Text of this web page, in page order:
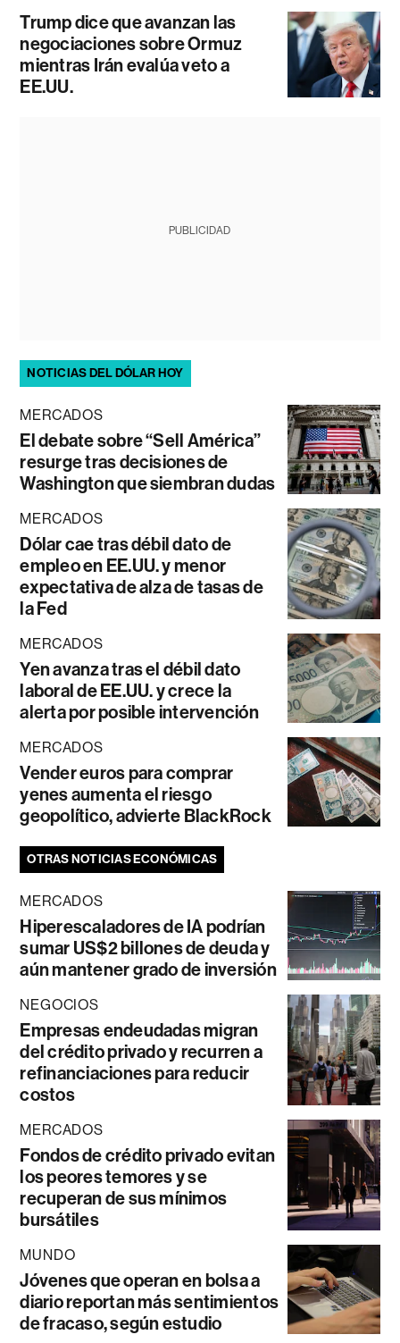
Trump dice que avanzan las
negociaciones sobre Ormuz
mientras Irán evalúa veto a
EE.UU.
PUBLICIDAD
NOTICIAS DEL DÓLAR HOY
MERCADOS
El debate sobre “Sell América”
resurge tras decisiones de
Washington que siembran dudas
MERCADOS
Dólar cae tras débil dato de
empleo en EE.UU. y menor
expectativa de alza de tasas de
la Fed
MERCADOS
Yen avanza tras el débil dato
laboral de EE.UU. y crece la
alerta por posible intervención
MERCADOS
Vender euros para comprar
yenes aumenta el riesgo
geopolítico, advierte BlackRock
OTRAS NOTICIAS ECONÓMICAS
MERCADOS
Hiperescaladores de IA podrían
sumar US$2 billones de deuda y
aún mantener grado de inversión
NEGOCIOS
Empresas endeudadas migran
del crédito privado y recurren a
refinanciaciones para reducir
costos
MERCADOS
Fondos de crédito privado evitan
los peores temores y se
recuperan de sus mínimos
bursátiles
MUNDO
Jóvenes que operan en bolsa a
diario reportan más sentimientos
de fracaso, según estudio